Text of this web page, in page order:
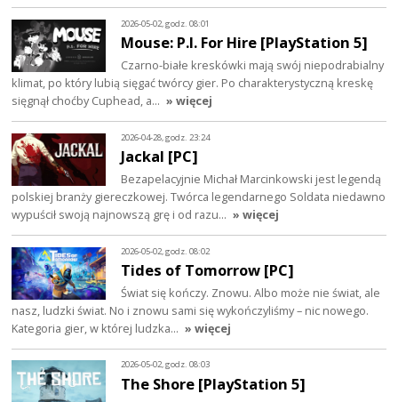
2026-05-02, godz. 08:01
Mouse: P.I. For Hire [PlayStation 5]
Czarno-białe kreskówki mają swój niepodrabialny
klimat, po który lubią sięgać twórcy gier. Po charakterystyczną kreskę
sięgnął choćby Cuphead, a… » więcej
2026-04-28, godz. 23:24
Jackal [PC]
Bezapelacyjnie Michał Marcinkowski jest legendą
polskiej branży giereczkowej. Twórca legendarnego Soldata niedawno
wypuścił swoją najnowszą grę i od razu… » więcej
2026-05-02, godz. 08:02
Tides of Tomorrow [PC]
Świat się kończy. Znowu. Albo może nie świat, ale
nasz, ludzki świat. No i znowu sami się wykończyliśmy – nic nowego.
Kategoria gier, w której ludzka… » więcej
2026-05-02, godz. 08:03
The Shore [PlayStation 5]